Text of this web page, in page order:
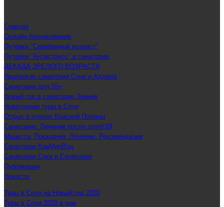
Главная
Онлайн бронирование
Путевки "Серебряный возраст"
Путевки "Антистресс" в санатории
ДЕКАДА ЗРЕЛОГО ВОЗРАСТА
Недорогие санатории Сочи и Адлера
Санатории для 55+
Новый год в санатории Знание
Новогодние туры в Сочи
Отдых в отелях Красной Поляны
Санатории: Лечение после covid-19
Мацеста: Показания. Лечение. Рекомендации
Санатории КавМинВод
Санатории Саки и Евпатория
Публикации
Новости
Туры в Сочи на Новый год 2020
Туры в Сочи 2020 в мае